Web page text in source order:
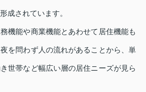
成されています。
機能や商業機能とあわせて居住機能も
を問わず人の流れがあることから、単
世帯など幅広い層の居住ニーズが見ら